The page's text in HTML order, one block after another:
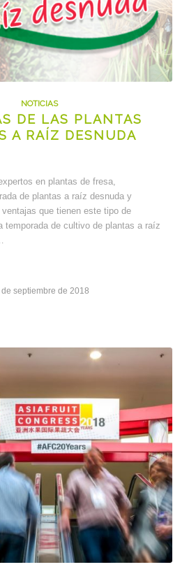
NOTICIAS
DE LAS PLANTAS
A RAÍZ DESNUDA
en plantas de fresa,
de plantas a raíz desnuda y
que tienen este tipo de
temporada de cultivo de plantas a raíz
de septiembre de 2018